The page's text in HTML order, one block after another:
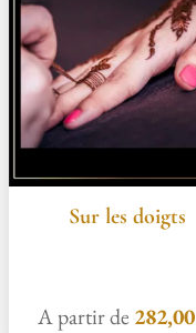
Sur les doigts
A partir de